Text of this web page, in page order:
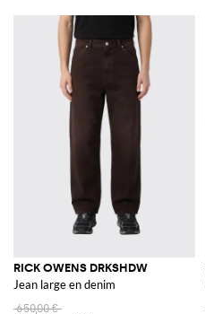
RICK OWENS DRKSHDW
Jean large en denim
650,00 €